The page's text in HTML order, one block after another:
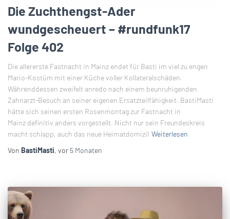
Die Zuchthengst-Ader
wundgescheuert – #rundfunk17
Folge 402
Die allererste Fastnacht in Mainz endet für Basti im viel zu engen
Mario-Kostüm mit einer Küche voller Kollateralschäden.
Währenddessen zweifelt anredo nach einem beunruhigenden
Zahnarzt-Besuch an seiner eigenen Ersatzteilfähigkeit. BastiMasti
hätte sich seinen ersten Rosenmontag zur Fastnacht in
Mainz definitiv anders vorgestellt. Nicht nur sein Freundeskreis
macht schlapp, auch das neue Heimatdomizil Weiterlesen
Von BastiMasti, vor 5 Monaten